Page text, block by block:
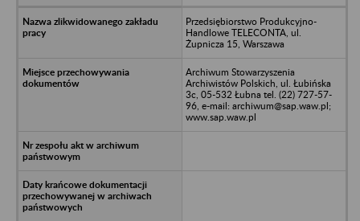
Przedsiębiorstwo Produkcyjno-
Handlowe TELECONTA, ul.
Żupnicza 15, Warszawa
Archiwum Stowarzyszenia
Archiwistów Polskich, ul. Łubińska
3c, 05-532 Łubna tel. (22) 727-57-
96, e-mail: archiwum@sap.waw.pl;
www.sap.waw.pl